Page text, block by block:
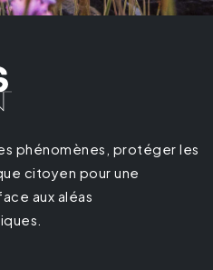
phénomènes, protéger les
citoyen pour une
aux aléas